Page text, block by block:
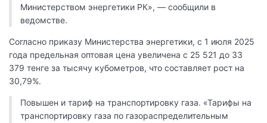
Министерством энергетики РК», — сообщили в
ведомстве.
Согласно приказу Министерства энергетики, с 1 июля 2025
года предельная оптовая цена увеличена с 25 521 до 33
379 тенге за тысячу кубометров, что составляет рост на
30,79%.
Повышен и тариф на транспортировку газа. «Тарифы на
транспортировку газа по газораспределительным